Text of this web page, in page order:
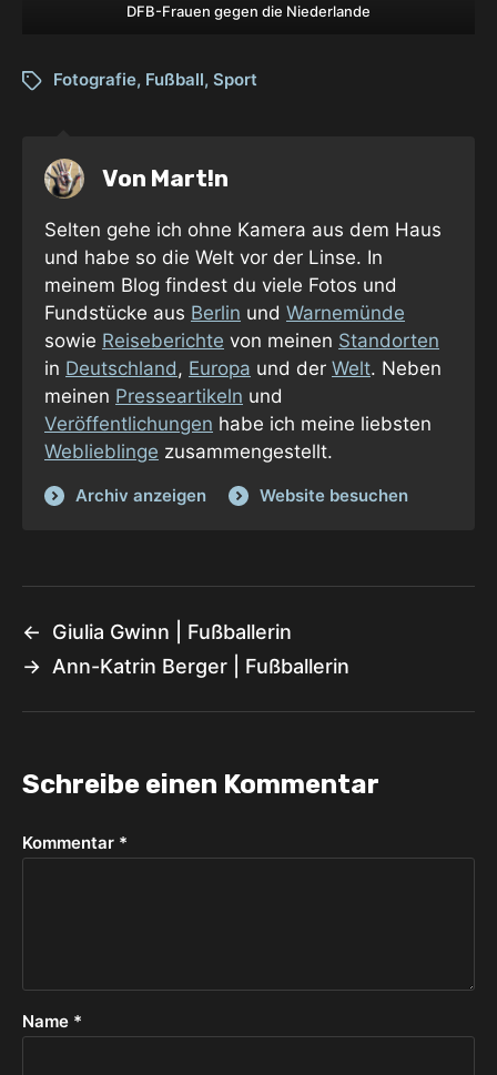
DFB-Frauen gegen die Niederlande
Fotografie, Fußball, Sport
Von Mart!n
Selten gehe ich ohne Kamera aus dem Haus
und habe so die Welt vor der Linse. In
meinem Blog findest du viele Fotos und
Fundstücke aus Berlin und Warnemünde
sowie Reiseberichte von meinen Standorten
in Deutschland , Europa und der Welt. Neben
meinen Presseartikeln und
Veröffentlichungen habe ich meine liebsten
Weblieblinge zusammengestellt.
Archiv anzeigen Website besuchen
←
Giulia Gwinn | Fußballerin
→ Ann-Katrin Berger | Fußballerin
Schreibe einen Kommentar
Kommentar *
Name *